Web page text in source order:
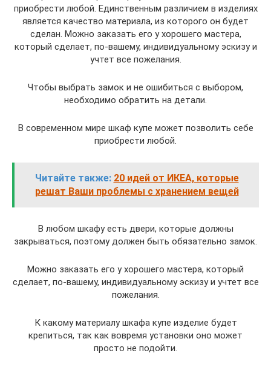
приобрести любой. Единственным различием в изделиях
является качество материала, из которого он будет
сделан. Можно заказать его у хорошего мастера,
который сделает, по-вашему, индивидуальному эскизу и
учтет все пожелания.
Чтобы выбрать замок и не ошибиться с выбором,
необходимо обратить на детали.
В современном мире шкаф купе может позволить себе
приобрести любой.
Читайте также: 20 идей от ИКЕА, которые
решат Ваши проблемы с хранением вещей
В любом шкафу есть двери, которые должны
закрываться, поэтому должен быть обязательно замок.
Можно заказать его у хорошего мастера, который
сделает, по-вашему, индивидуальному эскизу и учтет все
пожелания.
К какому материалу шкафа купе изделие будет
крепиться, так как вовремя установки оно может
просто не подойти.